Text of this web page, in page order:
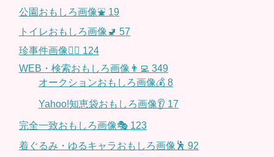
公園おもしろ画像⛲️ 19
トイレおもしろ画像🚽 57
珍事件画像👮‍♂️ 124
WEB・検索おもしろ画像👨‍💻 349
オークションおもしろ画像💰 8
Yahoo!知恵袋おもしろ画像👂 17
完全一致おもしろ画像🎭 123
着ぐるみ・ゆるキャラおもしろ画像🕺 92